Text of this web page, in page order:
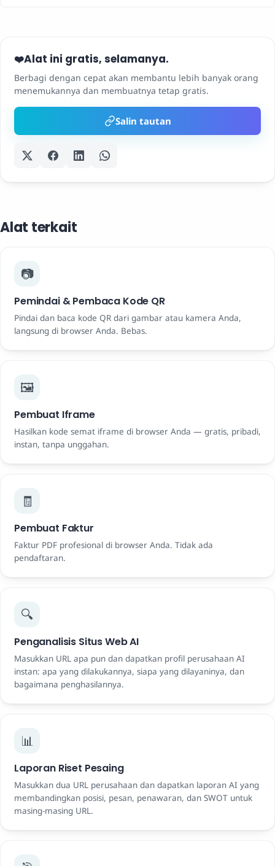
❤️Alat ini gratis, selamanya.
Berbagi dengan cepat akan membantu lebih banyak orang
menemukannya dan membuatnya tetap gratis.
Salin tautan
Alat terkait
📷
Pemindai & Pembaca Kode QR
Pindai dan baca kode QR dari gambar atau kamera Anda,
langsung di browser Anda. Bebas.
🖼️
Pembuat Iframe
Hasilkan kode semat iframe di browser Anda — gratis, pribadi,
instan, tanpa unggahan.
🧾
Pembuat Faktur
Faktur PDF profesional di browser Anda. Tidak ada
pendaftaran.
🔍
Penganalisis Situs Web AI
Masukkan URL apa pun dan dapatkan profil perusahaan AI
instan: apa yang dilakukannya, siapa yang dilayaninya, dan
bagaimana penghasilannya.
📊
Laporan Riset Pesaing
Masukkan dua URL perusahaan dan dapatkan laporan AI yang
membandingkan posisi, pesan, penawaran, dan SWOT untuk
masing-masing URL.